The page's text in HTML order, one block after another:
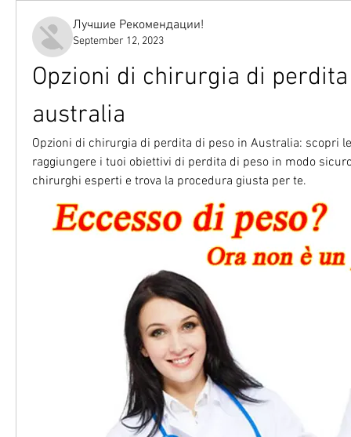
Лучшие Рекомендации!
September 12, 2023
Opzioni di chirurgia di
australia
Opzioni di chirurgia di perdita di peso in Australia: scopri
raggiungere i tuoi obiettivi di perdita di peso in modo
chirurghi esperti e trova la procedura giusta per te.